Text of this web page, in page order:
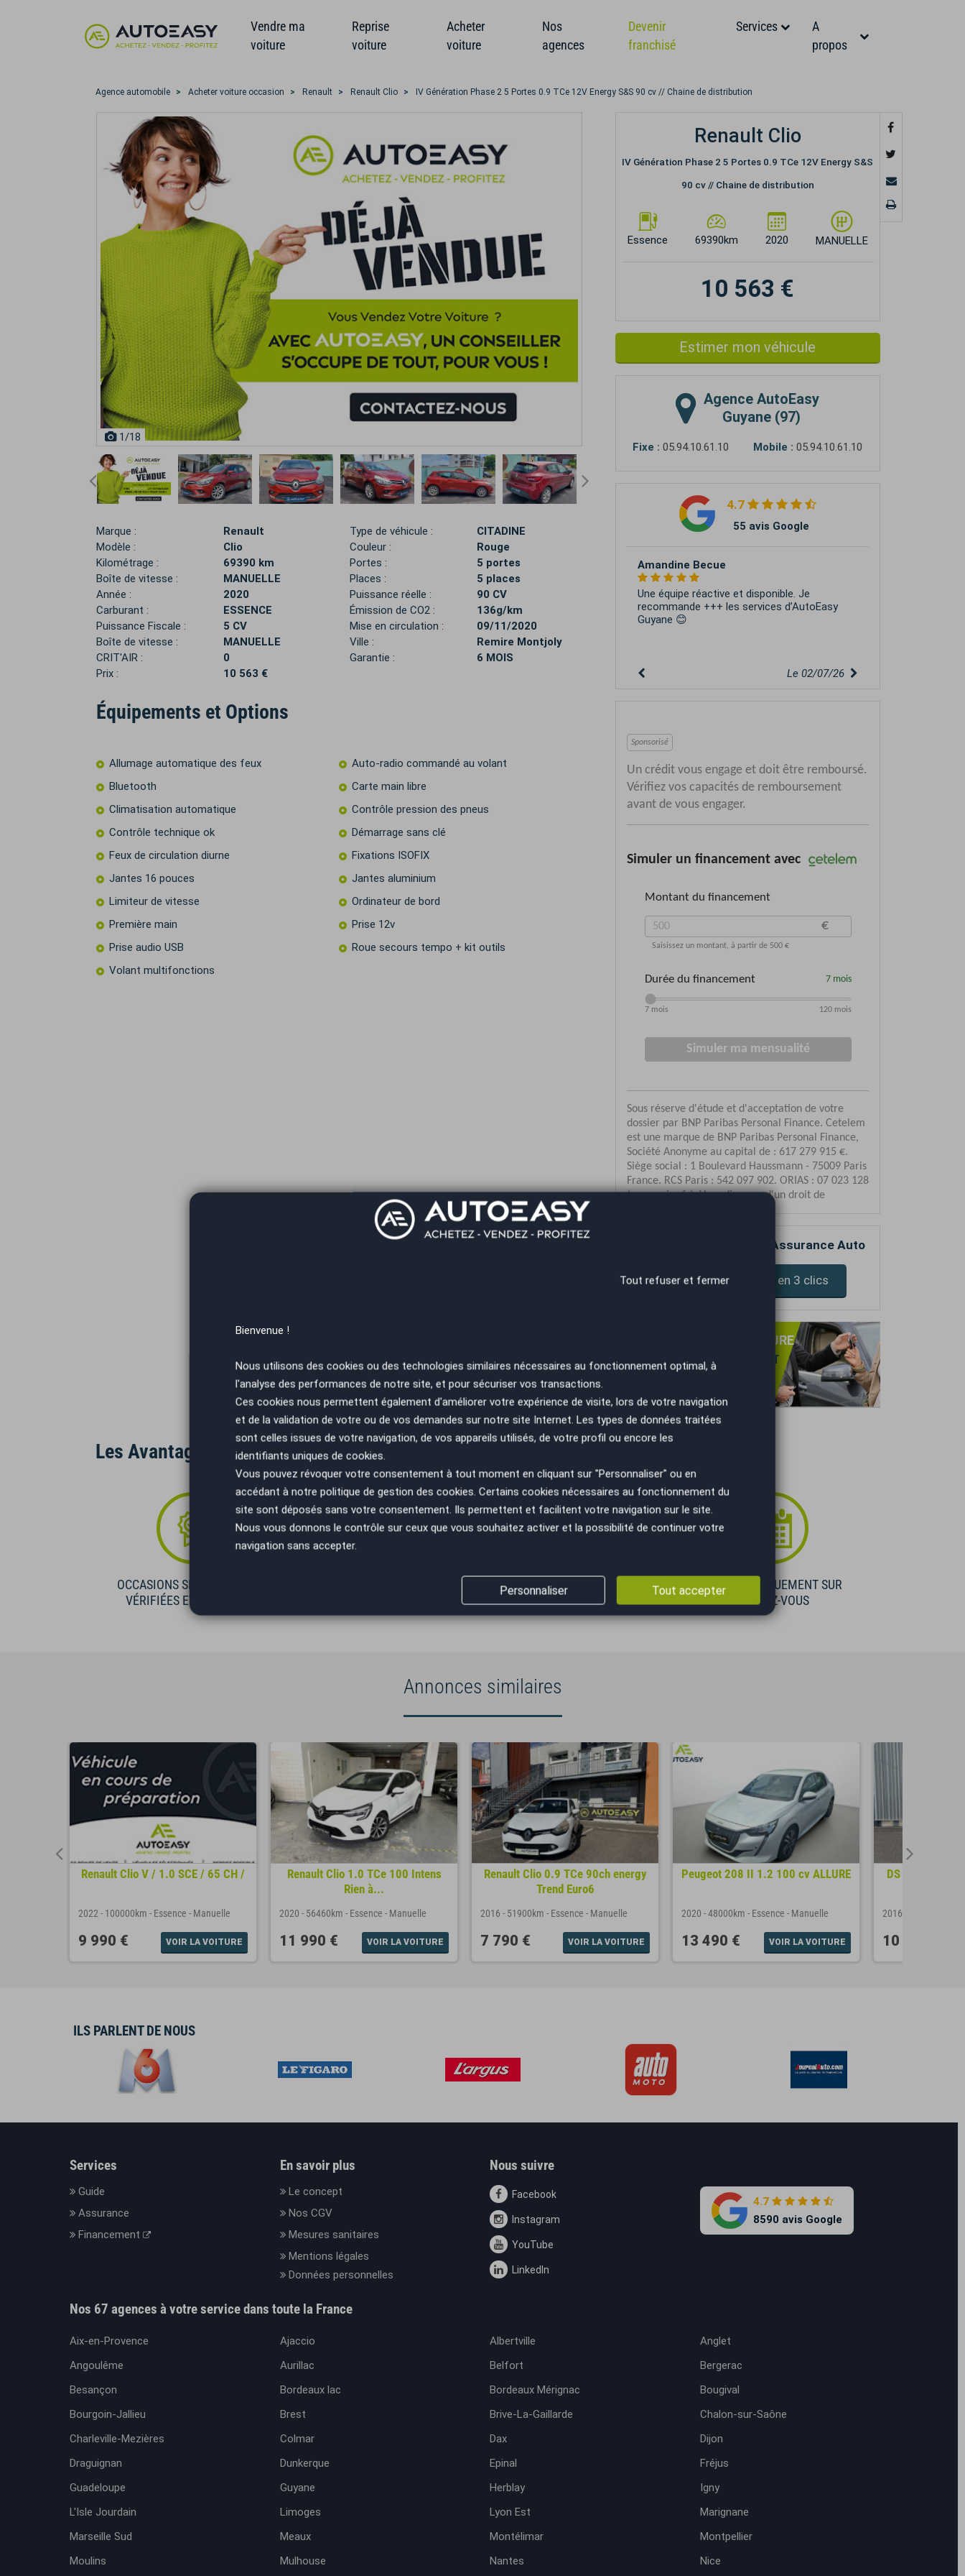
Vendre ma
voiture
Reprise
voiture
Acheter
voiture
Nos
agences
Devenir
franchisé
Services
A
propos
Agence automobile Acheter voiture occasion Renault Renault Clio IV Génération Phase 2 5 Portes 0.9 TCe 12V Energy S&S 90 cv // Chaine de distribution
1/18
Marque :
Renault
Modèle :
Clio
Kilométrage :
69390 km
Boîte de vitesse :
MANUELLE
Année :
2020
Carburant :
ESSENCE
Puissance Fiscale :
5 CV
Boîte de vitesse :
MANUELLE
CRIT'AIR :
0
Prix :
10 563 €
Type de véhicule :
CITADINE
Couleur :
Rouge
Portes :
5 portes
Places :
5 places
Puissance réelle :
90 CV
Émission de CO2 :
136g/km
Mise en circulation :
09/11/2020
Ville :
Remire Montjoly
Garantie :
6 MOIS
Équipements et Options
Allumage automatique des feux
Auto-radio commandé au volant
Bluetooth
Carte main libre
Climatisation automatique
Contrôle pression des pneus
Contrôle technique ok
Démarrage sans clé
Feux de circulation diurne
Fixations ISOFIX
Jantes 16 pouces
Jantes aluminium
Limiteur de vitesse
Ordinateur de bord
Première main
Prise 12v
Prise audio USB
Roue secours tempo + kit outils
Volant multifonctions
Renault Clio
IV Génération Phase 2 5 Portes 0.9 TCe 12V Energy S&S
90 cv // Chaine de distribution
Essence 69390km 2020 MANUELLE
10 563 €
Estimer mon véhicule
Agence AutoEasy
Guyane (97)
Fixe : 05.94.10.61.10 Mobile : 05.94.10.61.10
4.7
55 avis Google
Amandine Becue
Une équipe réactive et disponible. Je
recommande +++ les services d’AutoEasy
Guyane 😊
Le 02/07/26
Comparez votre devis d’Assurance Auto
Devis assurance en 3 clics
REPRISE DE VOTRE VOITURE
SANS OBLIGATION D'ACHAT
ESTIMATION GRATUITE
Les Avantages AutoEasy
OCCASIONS SÉLECTIONNÉES
VÉRIFIÉES ET GARANTIES
GESTION ADMINISTRATIVE
(cession, carte grise, non gage,...)
VISIBLE UNIQUEMENT SUR
RENDEZ-VOUS
Annonces similaires
Renault Clio V / 1.0 SCE / 65 CH /
2022 - 100000km - Essence - Manuelle
9 990 € VOIR LA VOITURE
Renault Clio 1.0 TCe 100 Intens
Rien à...
2020 - 56460km - Essence - Manuelle
11 990 € VOIR LA VOITURE
Renault Clio 0.9 TCe 90ch energy
Trend Euro6
2016 - 51900km - Essence - Manuelle
7 790 € VOIR LA VOITURE
Peugeot 208 II 1.2 100 cv ALLURE
2020 -48000km - Essence - Manuelle
13 490 € VOIR LA VOITURE
DS DS 3
2016
10 990 €
ILS PARLENT DE NOUS
Services
Guide
Assurance
Financement
En savoir plus
Le concept
Nos CGV
Mesures sanitaires
Mentions légales
Données personnelles
Nous suivre
Facebook
Instagram
YouTube
LinkedIn
4.7
8590 avis Google
Nos 67 agences à votre service dans toute la France
Aix-en-Provence Ajaccio Albertville
Anglet
Angoulême
Aurillac Belfort
Bergerac
Besançon
Bordeaux lac Bordeaux Mérignac
Bougival
Bourgoin-Jallieu
Brest Brive-La-Gaillarde
Chalon-sur-Saône
Charleville-Mezières
Colmar Dax
Dijon
Draguignan
Dunkerque Epinal
Fréjus
Guadeloupe
Guyane Herblay
Igny
L'Isle Jourdain
Limoges Lyon Est
Marignane
Marseille Sud
Meaux Montélimar
Montpellier
Moulins
Mulhouse Nantes Nice
Tout refuser et fermer
Bienvenue !
Nous utilisons des cookies ou des technologies similaires nécessaires au fonctionnement optimal, à
l'analyse des performances de notre site, et pour sécuriser vos transactions.
Ces cookies nous permettent également d'améliorer votre expérience de visite, lors de votre navigation
et de la validation de votre ou de vos demandes sur notre site Internet. Les types de données traitées
sont celles issues de votre navigation, de vos appareils utilisés, de votre profil ou encore les
identifiants uniques de cookies.
Vous pouvez révoquer votre consentement à tout moment en cliquant sur "Personnaliser" ou en
accédant à notre politique de gestion des cookies. Certains cookies nécessaires au fonctionnement du
site sont déposés sans votre consentement. Ils permettent et facilitent votre navigation sur le site.
Nous vous donnons le contrôle sur ceux que vous souhaitez activer et la possibilité de continuer votre
navigation sans accepter.
Tout accepter
Personnaliser